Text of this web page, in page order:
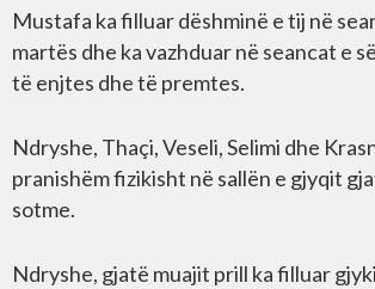
Mustafa ka filluar dëshminë e tij në
martës dhe ka vazhduar në seancat e
të enjtes dhe të premtes.
Ndryshe, Thaçi, Veseli, Selimi dhe
pranishëm fizikisht në sallën e gjyqit
sotme.
Ndryshe, gjatë muajit prill ka filluar